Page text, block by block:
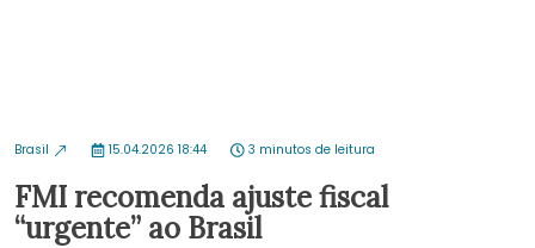
Brasil 15.04.2026 18:44 3 minutos de leitura
FMI recomenda ajuste fiscal
“urgente” ao Brasil